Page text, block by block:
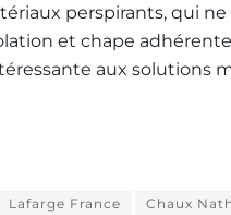
perspirants, qui
et chape
aux solutions
Lafarge France Chaux